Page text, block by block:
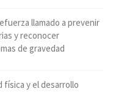
llamado a prevenir
y reconocer
de gravedad
física y el desarrollo